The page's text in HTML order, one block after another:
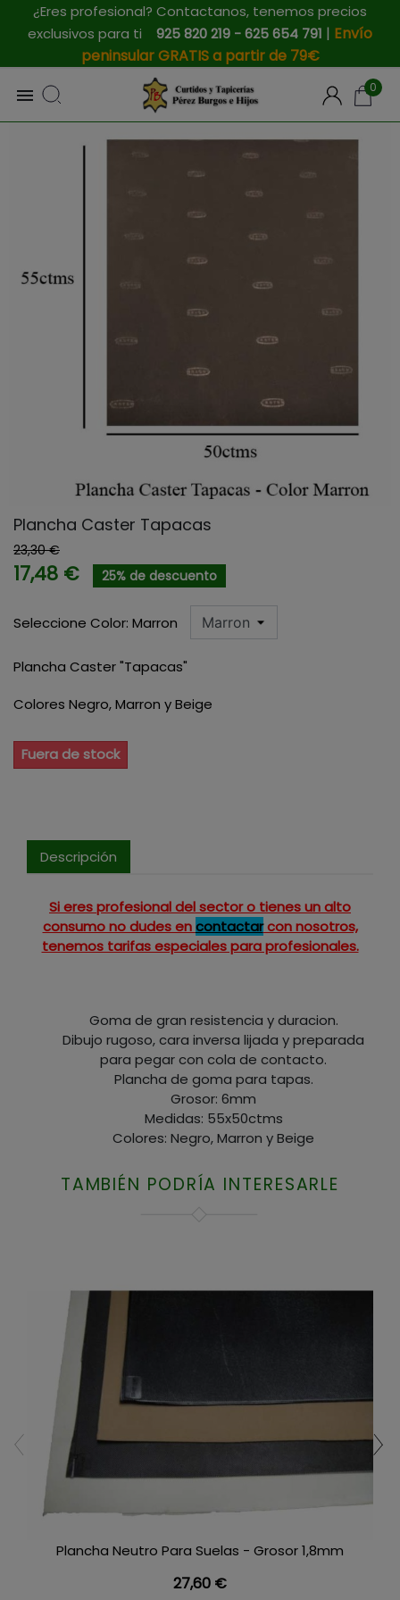
¿Eres profesional? Contactanos, tenemos precios
exclusivos para ti 925 820 219 - 625 654 791 | Envío
peninsular GRATIS a partir de 79€
 0
Plancha Caster Tapacas
23,30 €
17,48 € 25% de descuento
Seleccione Color: Marron
Plancha Caster "Tapacas"
Colores Negro, Marron y Beige
Fuera de stock
Descripción
Si eres profesional del sector o tienes un alto
consumo no dudes encontactarcon nosotros,
tenemos tarifas especiales para profesionales.
Goma de gran resistencia y duracion.
Dibujo rugoso, cara inversa lijada y preparada
para pegar con cola de contacto.
Plancha de goma para tapas.
Grosor: 6mm
Medidas: 55x50ctms
Colores: Negro, Marron y Beige
TAMBIÉN PODRÍA INTERESARLE
Plancha Neutro Para Suelas - Grosor 1,8mm
Precio
27,60 €